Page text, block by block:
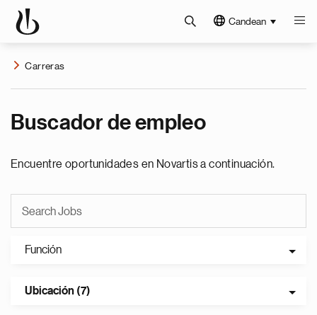
Candean
Carreras
Buscador de empleo
Encuentre oportunidades en Novartis a continuación.
Función
Ubicación (7)